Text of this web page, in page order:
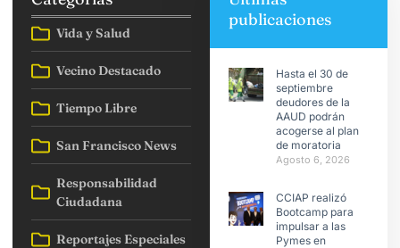
Vida y Salud
Vecino Destacado
Tiempo Libre
San Francisco News
Responsabilidad
Ciudadana
Reportajes Especiales
publicaciones
Hasta el 30 de
septiembre
deudores de la
AAUD podrán
acogerse al plan
de moratoria
Agosto 6, 2026
CCIAP realizó
Bootcamp para
impulsar a las
Pymes en